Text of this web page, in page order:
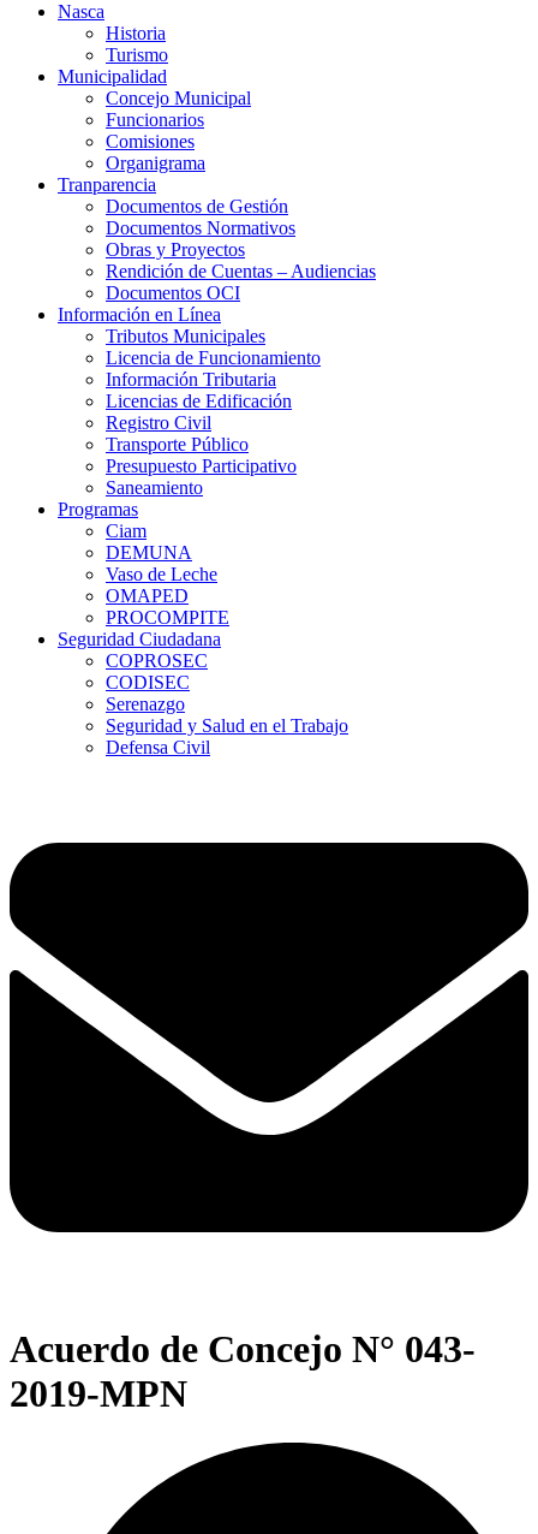
Nasca
Historia
Turismo
Municipalidad
Concejo Municipal
Funcionarios
Comisiones
Organigrama
Tranparencia
Documentos de Gestión
Documentos Normativos
Obras y Proyectos
Rendición de Cuentas – Audiencias
Documentos OCI
Información en Línea
Tributos Municipales
Licencia de Funcionamiento
Información Tributaria
Licencias de Edificación
Registro Civil
Transporte Público
Presupuesto Participativo
Saneamiento
Programas
Ciam
DEMUNA
Vaso de Leche
OMAPED
PROCOMPITE
Seguridad Ciudadana
COPROSEC
CODISEC
Serenazgo
Seguridad y Salud en el Trabajo
Defensa Civil
Acuerdo de Concejo N° 043-
2019-MPN